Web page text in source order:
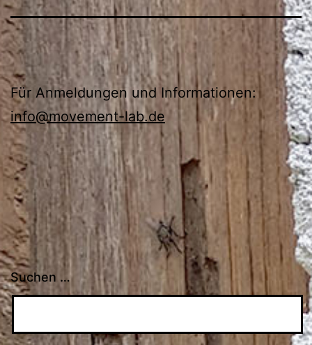
Für Anmeldungen und Informationen:
info@movement-lab.de
Suchen …